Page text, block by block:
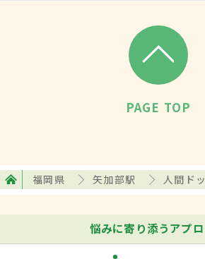
PAGE TOP
福岡県 矢加部駅 人間ド
悩みに寄り添うアプ